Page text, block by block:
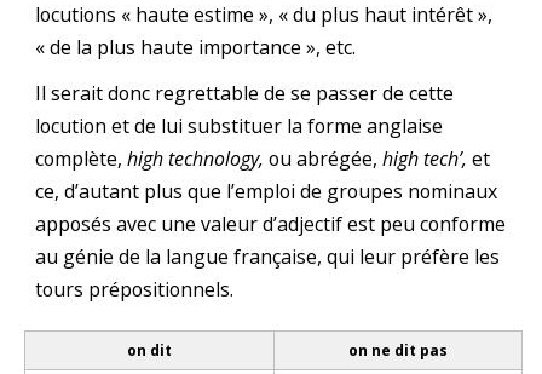
locutions « haute estime », « du plus haut intérêt »,
« de la plus haute importance », etc.
Il serait donc regrettable de se passer de cette
locution et de lui substituer la forme anglaise
complète,high technology, ou abrégée,high tech’, et
ce, d’autant plus que l’emploi de groupes nominaux
apposés avec une valeur d’adjectif est peu conforme
au génie de la langue française, qui leur préfère les
tours prépositionnels.
on dit on ne dit pas